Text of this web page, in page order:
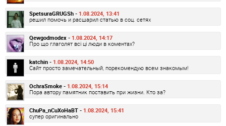
SpetsuraGRUGSh - 1.08.2024, 13:41
решил помочь и расшарил статью в соц. сетях
Qewgodmodex - 1.08.2024, 14:17
Про що глаголят всі ці люди в коментах?
katchin - 1.08.2024, 14:50
Сайт просто замечательный, порекомендую всем знакомым!
OchraSmoke - 1.08.2024, 15:14
Пора автору памятник поставить при жизни. Кто за?
ChuPa_nCuXoHaBT - 1.08.2024, 15:41
супер оригинально